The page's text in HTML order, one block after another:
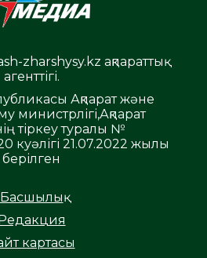
zharshysy.kz ақпараттық
агенттігі.
Ақпарат және
министрлігі,Ақпарат
тіркеу туралы №
куәлігі 21.07.2022 жылы
берілген
Басшылық
картасы